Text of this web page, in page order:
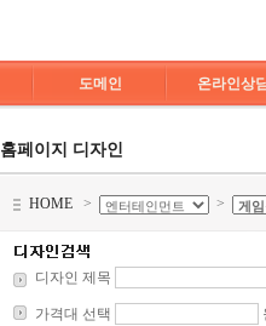
도메인 온라인상
홈페이지 디자인
HOME > >
디자인 제목
가격대 선택